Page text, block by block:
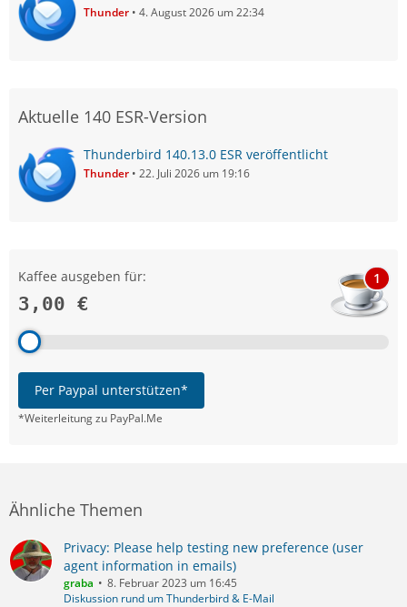
Thunder 4. August 2026 um 22:34
Aktuelle 140 ESR-Version
Thunderbird 140.13.0 ESR veröffentlicht
Thunder 22. Juli 2026 um 19:16
Kaffee ausgeben für:
3,00 €
1
Per Paypal unterstützen*
*Weiterleitung zu PayPal.Me
Ähnliche Themen
Privacy: Please help testing new preference (user
agent information in emails)
graba
8. Februar 2023 um 16:45
Diskussion rund um Thunderbird & E-Mail